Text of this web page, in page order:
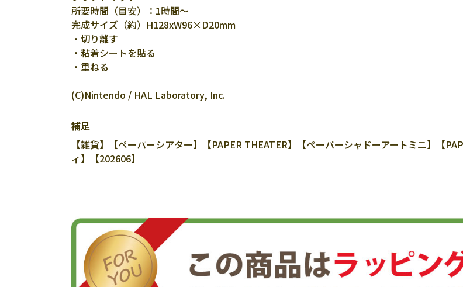
所要時間（目安）：1時間～
完成サイズ（約）H128xW96×D20mm
・切り離す
・粘着シートを貼る
・重ねる
(C)Nintendo / HAL Laboratory, Inc.
補足
【雑貨】【ペーパーシアター】【PAPER THEATER】【ペーパーシャドーアートミニ】【
ィ】【202606】